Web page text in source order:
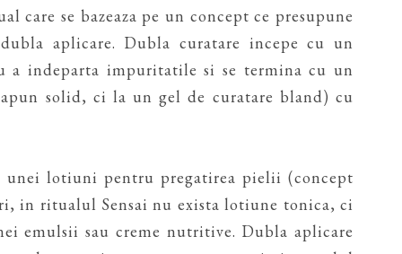
care se bazeaza pe un concept ce presupune
aplicare. Dubla curatare incepe cu un
a indeparta impuritatile si se termina cu un
solid, ci la un gel de curatare bland) cu
unei lotiuni pentru pregatirea pielii (concept
in ritualul Sensai nu exista lotiune tonica, ci
emulsii sau creme nutritive. Dubla aplicare